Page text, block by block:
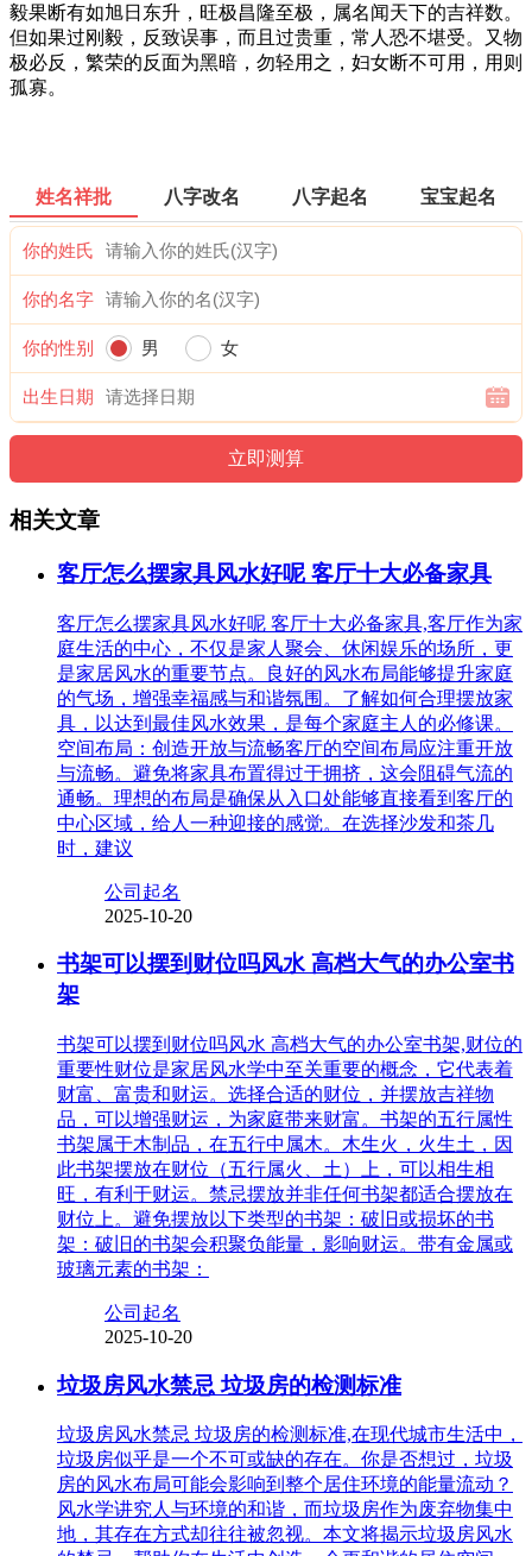
毅果断有如旭日东升，旺极昌隆至极，属名闻天下的吉祥数。
但如果过刚毅，反致误事，而且过贵重，常人恐不堪受。又物
极必反，繁荣的反面为黑暗，勿轻用之，妇女断不可用，用则
孤寡。
姓名祥批 八字改名 八字起名 宝宝起名
你的姓氏
你的名字
你的性别 男 女
出生日期
相关文章
客厅怎么摆家具风水好呢 客厅十大必备家具
客厅怎么摆家具风水好呢 客厅十大必备家具,客厅作为家
庭生活的中心，不仅是家人聚会、休闲娱乐的场所，更
是家居风水的重要节点。良好的风水布局能够提升家庭
的气场，增强幸福感与和谐氛围。了解如何合理摆放家
具，以达到最佳风水效果，是每个家庭主人的必修课。
空间布局：创造开放与流畅客厅的空间布局应注重开放
与流畅。避免将家具布置得过于拥挤，这会阻碍气流的
通畅。理想的布局是确保从入口处能够直接看到客厅的
中心区域，给人一种迎接的感觉。在选择沙发和茶几
时，建议
公司起名
2025-10-20
书架可以摆到财位吗风水 高档大气的办公室书
架
书架可以摆到财位吗风水 高档大气的办公室书架,财位的
重要性财位是家居风水学中至关重要的概念，它代表着
财富、富贵和财运。选择合适的财位，并摆放吉祥物
品，可以增强财运，为家庭带来财富。书架的五行属性
书架属于木制品，在五行中属木。木生火，火生土，因
此书架摆放在财位（五行属火、土）上，可以相生相
旺，有利于财运。禁忌摆放并非任何书架都适合摆放在
财位上。避免摆放以下类型的书架：破旧或损坏的书
架：破旧的书架会积聚负能量，影响财运。带有金属或
玻璃元素的书架：
公司起名
2025-10-20
垃圾房风水禁忌 垃圾房的检测标准
垃圾房风水禁忌 垃圾房的检测标准,在现代城市生活中，
垃圾房似乎是一个不可或缺的存在。你是否想过，垃圾
房的风水布局可能会影响到整个居住环境的能量流动？
风水学讲究人与环境的和谐，而垃圾房作为废弃物集中
地，其存在方式却往往被忽视。本文将揭示垃圾房风水